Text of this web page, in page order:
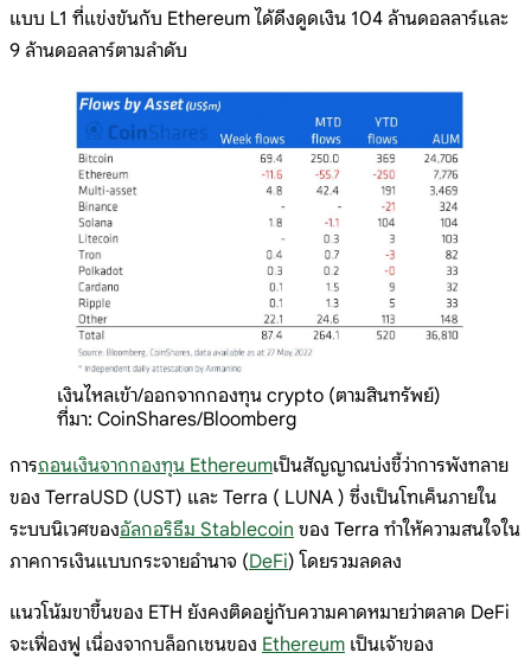
แบบ L1 ที่แข่งขันกับ Ethereum ได้ดึงดูดเงิน 104 ล้านดอลลาร์และ
9 ล้านดอลลาร์ตามลำดับ
เงินไหลเข้า/ออกจากกองทุน crypto (ตามสินทรัพย์)
ที่มา: CoinShares/Bloomberg
การถอนเงินจากกองทุน Ethereumเป็นสัญญาณบ่งชี้ว่าการพังทลาย
ของ TerraUSD (UST) และ Terra ( LUNA ) ซึ่งเป็นโทเค็นภายใน
ระบบนิเวศของอัลกอริธึม Stablecoin ของ Terra ทำให้ความสนใจใน
ภาคการเงินแบบกระจายอำนาจ (DeFi) โดยรวมลดลง
แนวโน้มขาขึ้นของ ETH ยังคงติดอยู่กับความคาดหมายว่าตลาด DeFi
จะเฟื่องฟู เนื่องจากบล็อกเชนของ Ethereum เป็นเจ้าของ